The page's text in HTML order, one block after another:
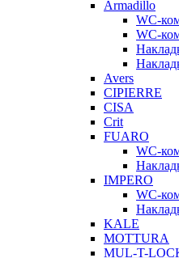
Armadillo
WC-
WC-
Avers
CIPIERRE
CISA
Crit
FUARO
WC-
IMPERO
WC-
KALE
MOTTURA
MUL-T-